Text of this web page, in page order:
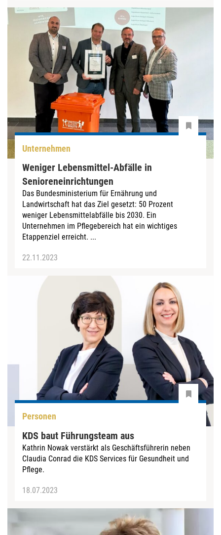
Unternehmen
Weniger Lebensmittel-Abfälle in
Senioreneinrichtungen
Das Bundesministerium für Ernährung und
Landwirtschaft hat das Ziel gesetzt: 50 Prozent
weniger Lebensmittelabfälle bis 2030. Ein
Unternehmen im Pflegebereich hat ein wichtiges
Etappenziel erreicht. ...
22.11.2023
Personen
KDS baut Führungsteam aus
Kathrin Nowak verstärkt als Geschäftsführerin neben
Claudia Conrad die KDS Services für Gesundheit und
Pflege.
18.07.2023